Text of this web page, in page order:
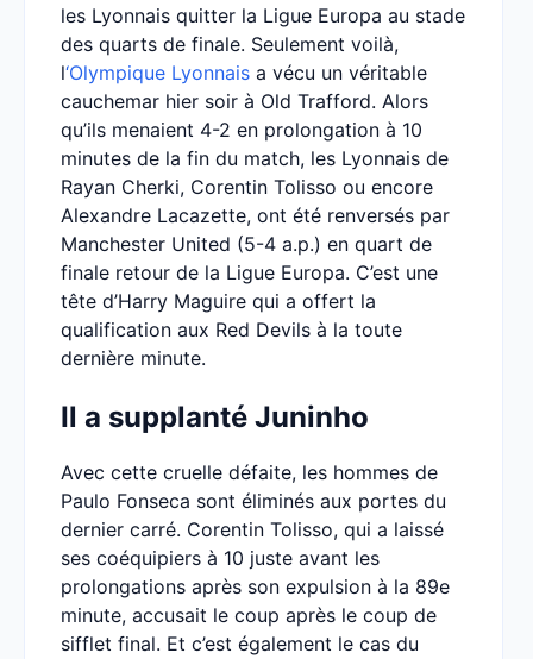
les Lyonnais quitter la Ligue Europa au stade
des quarts de finale. Seulement voilà,
l‘Olympique Lyonnais a vécu un véritable
cauchemar hier soir à Old Trafford. Alors
qu’ils menaient 4-2 en prolongation à 10
minutes de la fin du match, les Lyonnais de
Rayan Cherki, Corentin Tolisso ou encore
Alexandre Lacazette, ont été renversés par
Manchester United (5-4 a.p.) en quart de
finale retour de la Ligue Europa. C’est une
tête d’Harry Maguire qui a offert la
qualification aux Red Devils à la toute
dernière minute.
Il a supplanté Juninho
Avec cette cruelle défaite, les hommes de
Paulo Fonseca sont éliminés aux portes du
dernier carré. Corentin Tolisso, qui a laissé
ses coéquipiers à 10 juste avant les
prolongations après son expulsion à la 89e
minute, accusait le coup après le coup de
sifflet final. Et c’est également le cas du